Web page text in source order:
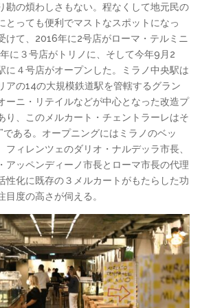
勘の煩わしさもない。程なくして地元民の
とっても便利でマストなスポットになっ
けて、2016年に2号店がローマ・テルミニ
に３号店がトリノに、そして今年9月2
に４号店がオープンした。ミラノ中央駅は
アの14の大規模鉄道駅を管轄するグラン
ーニ・リテイルなどが中心となった改造プ
り、このメルカート・チェントラーレはそ
である。オープニングにはミラノのベッ
フィレンツェのダリオ・ナルデッラ市長、
アッペンディーノ市長とローマ市長の代理
性化に既存の３メルカートがもたらした功
目度の高さが伺える。